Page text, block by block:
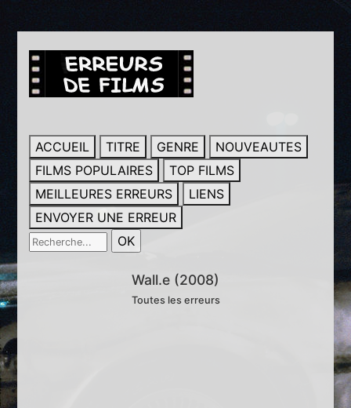
ACCUEIL TITRE GENRE
NOUVEAUTES
FILMS POPULAIRES
TOP FILMS
MEILLEURES ERREURS
LIENS
ENVOYER UNE ERREUR
Wall.e (2008)
Toutes les erreurs